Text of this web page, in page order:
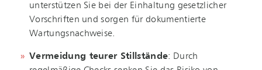
unterstützen Sie bei der Einhaltung gesetzlicher
Vorschriften und sorgen für dokumentierte
Wartungsnachweise.
Vermeidung teurer Stillstände: Durch